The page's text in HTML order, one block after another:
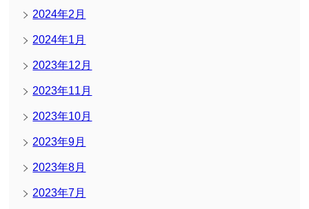
2024年2月
2024年1月
2023年12月
2023年11月
2023年10月
2023年9月
2023年8月
2023年7月